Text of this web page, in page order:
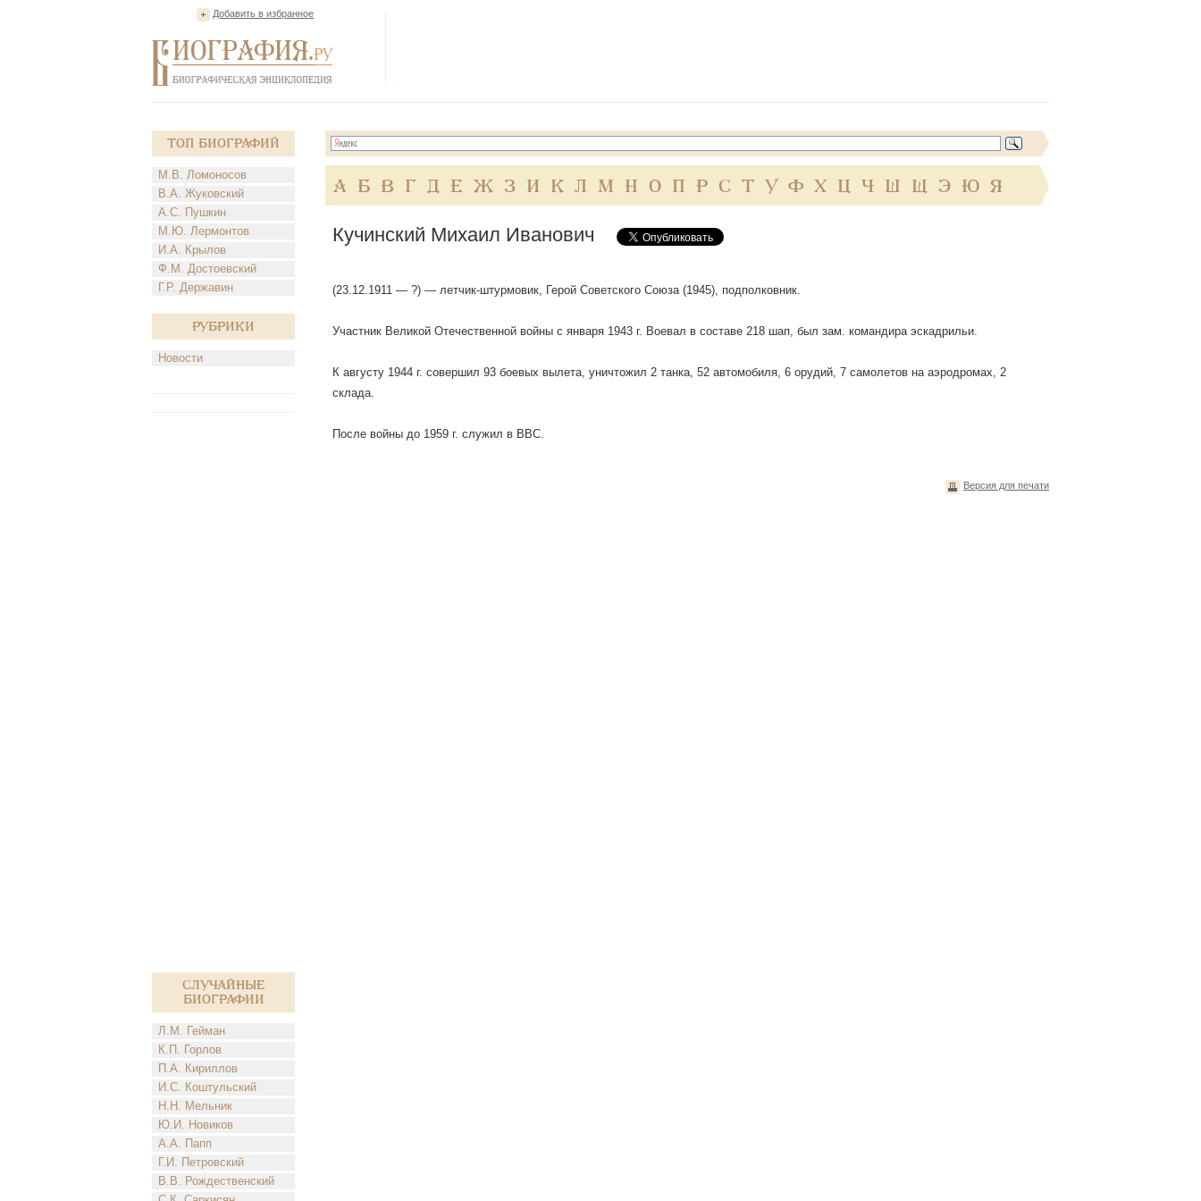
Добавить в избранное
Топ Биографий
М.В. Ломоносов
В.А. Жуковский
А.С. Пушкин
М.Ю. Лермонтов
И.А. Крылов
Ф.М. Достоевский
Г.Р. Державин
Рубрики
Новости
Случайные
биографии
Л.М. Гейман
К.П. Горлов
П.А. Кириллов
И.С. Коштульский
Н.Н. Мельник
Ю.И. Новиков
А.А. Папп
Г.И. Петровский
В.В. Рождественский
А Б В Г Д Е Ж З И К Л М Н О П Р С Т У Ф Х Ц Ч Ш Щ Э Ю Я
Кучинский Михаил Иванович
(23.12.1911 — ?) — летчик-штурмовик, Герой Советского Союза (1945), подполковник.
Участник Великой Отечественной войны с января 1943 г. Воевал в составе 218 шап, был зам. командира эскадрильи.
К августу 1944 г. совершил 93 боевых вылета, уничтожил 2 танка, 52 автомобиля, 6 орудий, 7 самолетов на аэродромах, 2
склада.
После войны до 1959 г. служил в ВВС.
Версия для печати